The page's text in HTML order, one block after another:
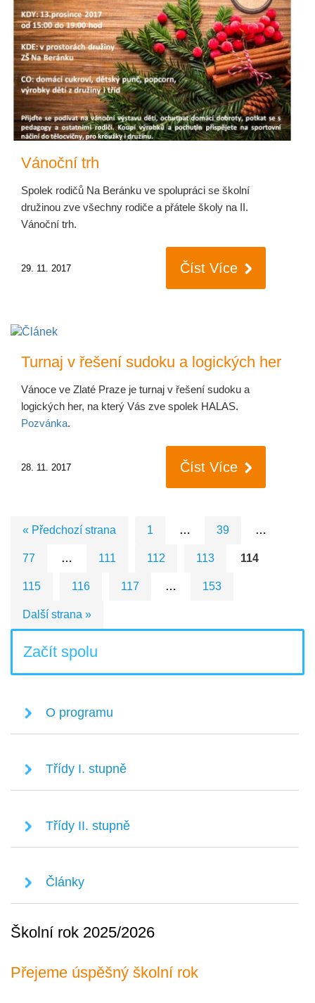
Vánoční trh
Spolek rodičů Na Beránku ve spolupráci se školní
družinou zve všechny rodiče a přátele školy na II.
Vánoční trh.
29. 11. 2017 Číst Více
Turnaj v řešení sudoku a logických her
Vánoce ve Zlaté Praze je turnaj v řešení sudoku a
logických her, na který Vás zve spolek HALAS.
Pozvánka.
28. 11. 2017 Číst Více
« Předchozí strana 1 … 39 …
77 … 111 112 113 114
115 116 117 … 153
Další strana »
Začít spolu
O programu
Třídy I. stupně
Třídy II. stupně
Články
Školní rok 2025/2026
Přejeme úspěšný školní rok